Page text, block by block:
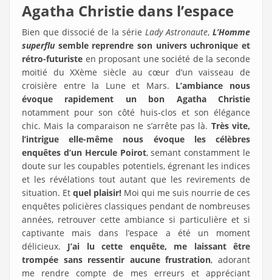
Agatha Christie dans l’espace
Bien que dissocié de la série Lady Astronaute, L’Homme
superflu semble reprendre son univers uchronique et
rétro-futuriste en proposant une société de la seconde
moitié du XXème siècle au cœur d’un vaisseau de
croisière entre la Lune et Mars. L’ambiance nous
évoque rapidement un bon Agatha Christie
notamment pour son côté huis-clos et son élégance
chic. Mais la comparaison ne s’arrête pas là. Très vite,
l’intrigue elle-même nous
évoque les célèbres
enquêtes d’un Hercule Poirot, semant constamment le
doute sur les coupables potentiels, égrenant les indices
et les révélations tout autant que les revirements de
situation. Et quel plaisir! Moi qui me suis nourrie de ces
enquêtes policières classiques pendant de nombreuses
années, retrouver cette ambiance si particulière et si
captivante mais dans l’espace a été un moment
délicieux. J’ai lu cette enquête, me laissant être
trompée sans ressentir aucune frustration, adorant
me rendre compte de mes erreurs et appréciant